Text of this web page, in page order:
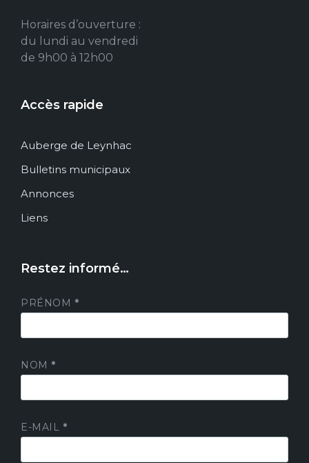
Horaires d’ouverture :
du lundi au vendredi
de 9h00 à 12h00
Accès rapide
Auberge de Leynhac
Bulletins municipaux
Annonces
Liens
Restez informé…
PRÉNOM *
NOM *
E-MAIL *